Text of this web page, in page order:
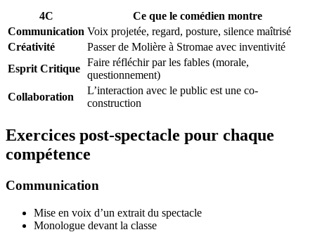
4C
Ce que le comédien montre
Communication Voix projetée, regard, posture, silence maîtrisé
Créativité
Passer de Molière à Stromae avec inventivité
Esprit Critique
Faire réfléchir par les fables (morale,
questionnement)
Collaboration
L’interaction avec le public est une co-
construction
Exercices post-spectacle pour chaque
compétence
Communication
Mise en voix d’un extrait du spectacle
Monologue devant la classe